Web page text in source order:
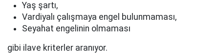
Yaş şartı,
Vardiyalı çalışmaya engel bulunmaması,
Seyahat engelinin olmaması
gibi ilave kriterler aranıyor.